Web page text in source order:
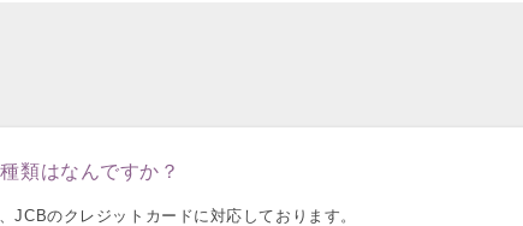
類はなんですか？
のクレジットカードに対応しております。